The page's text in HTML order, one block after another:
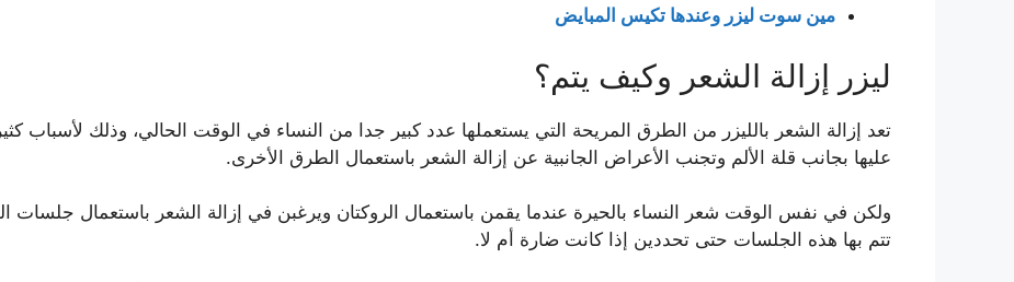
مين سوت ليزر وعندها تكيس المبايض
ليزر إزالة الشعر وكيف يتم؟
تعد إزالة الشعر بالليزر من الطرق المريحة التي يستعملها عدد كبير جدا من النساء في الوقت الحالي، وذلك لأسباب
عليها بجانب قلة الألم وتجنب الأعراض الجانبية عن إزالة الشعر باستعمال الطرق الأخرى.
ولكن في نفس الوقت شعر النساء بالحيرة عندما يقمن باستعمال الروكتان ويرغبن في إزالة الشعر باستعمال جلسات
تتم بها هذه الجلسات حتى تحددين إذا كانت ضارة أم لا.